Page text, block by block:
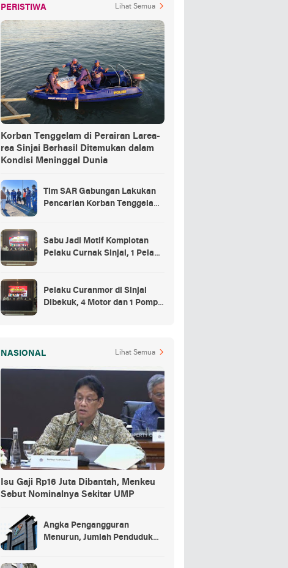
PERISTIWA Lihat Semua
Korban Tenggelam di Perairan Larea-
rea Sinjai Berhasil Ditemukan dalam
Kondisi Meninggal Dunia
Tim SAR Gabungan Lakukan
Pencarian Korban Tenggelam
Sabu Jadi Motif Komplotan
Pelaku Curnak Sinjai, 1 Pelaku
Pelaku Curanmor di Sinjai
Dibekuk, 4 Motor dan 1 Pompa
NASIONAL Lihat Semua
Isu Gaji Rp16 Juta Dibantah, Menkeu
Sebut Nominalnya Sekitar UMP
Angka Pengangguran
Menurun, Jumlah Penduduk